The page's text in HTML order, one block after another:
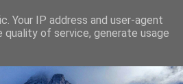
Your IP address and user-agent
of service, generate usage